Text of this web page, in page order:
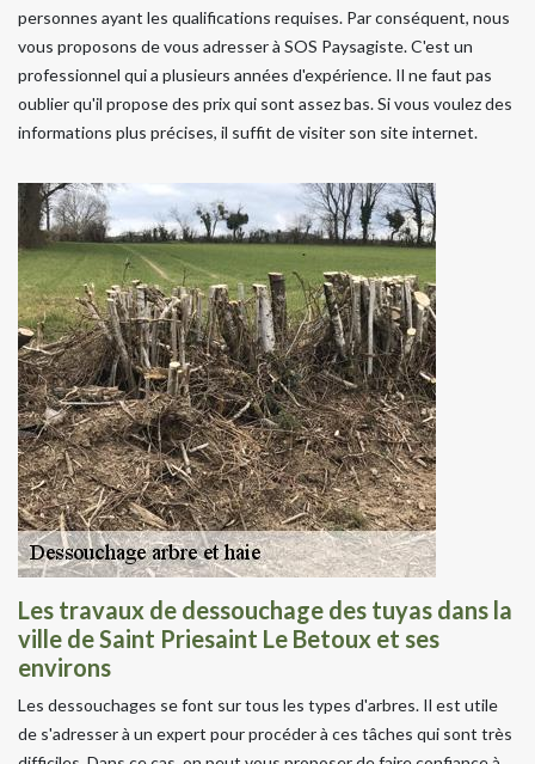
personnes ayant les qualifications requises. Par conséquent, nous
vous proposons de vous adresser à SOS Paysagiste. C'est un
professionnel qui a plusieurs années d'expérience. Il ne faut pas
oublier qu'il propose des prix qui sont assez bas. Si vous voulez des
informations plus précises, il suffit de visiter son site internet.
Les travaux de dessouchage des tuyas dans la
ville de Saint Priesaint Le Betoux et ses
environs
Les dessouchages se font sur tous les types d'arbres. Il est utile
de s'adresser à un expert pour procéder à ces tâches qui sont très